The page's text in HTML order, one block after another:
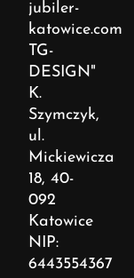
jubiler-
katowice.com
TG-
DESIGN"
K.
Szymczyk,
ul.
Mickiewicza
18, 40-
092
Katowice
NIP:
6443554367